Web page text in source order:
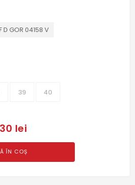
D GOR 04158 V
39 40
lei
ÎN COȘ